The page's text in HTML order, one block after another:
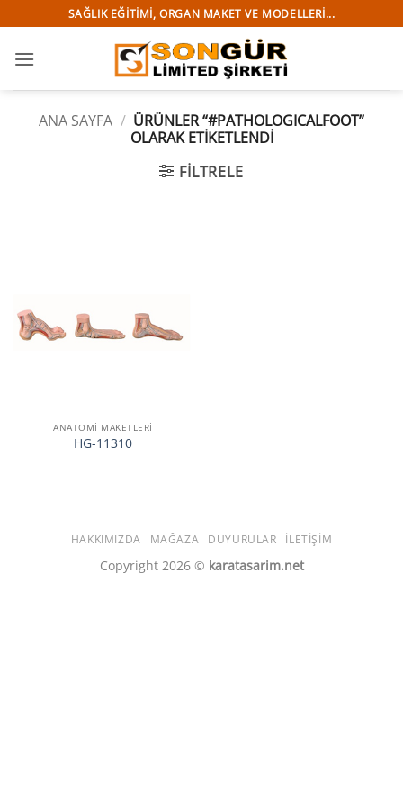
atla
SAĞLIK EĞITIMI, ORGAN MAKET VE MODELLERI...
ANA SAYFA / ÜRÜNLER “#PATHOLOGICALFOOT”
OLARAK ETIKETLENDI
FILTRELE
ANATOMİ MAKETLERİ
HG-11310
HAKKIMIZDA MAĞAZA DUYURULAR İLETIŞIM
Copyright 2026 © karatasarim.net